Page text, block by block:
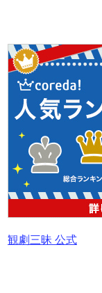
観劇三昧 公式